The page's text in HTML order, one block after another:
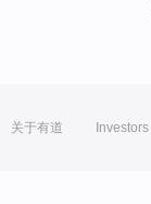
关于有道 Investors